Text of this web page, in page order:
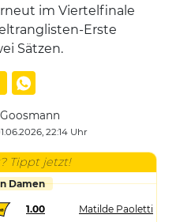
im Viertelfinale
Erste
Sätzen.
22:14 Uhr
Tippt jetzt!
Damen
1.00
Matilde Paoletti